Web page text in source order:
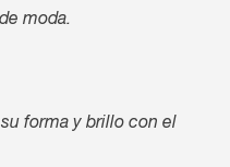
moda.
forma y brillo con el